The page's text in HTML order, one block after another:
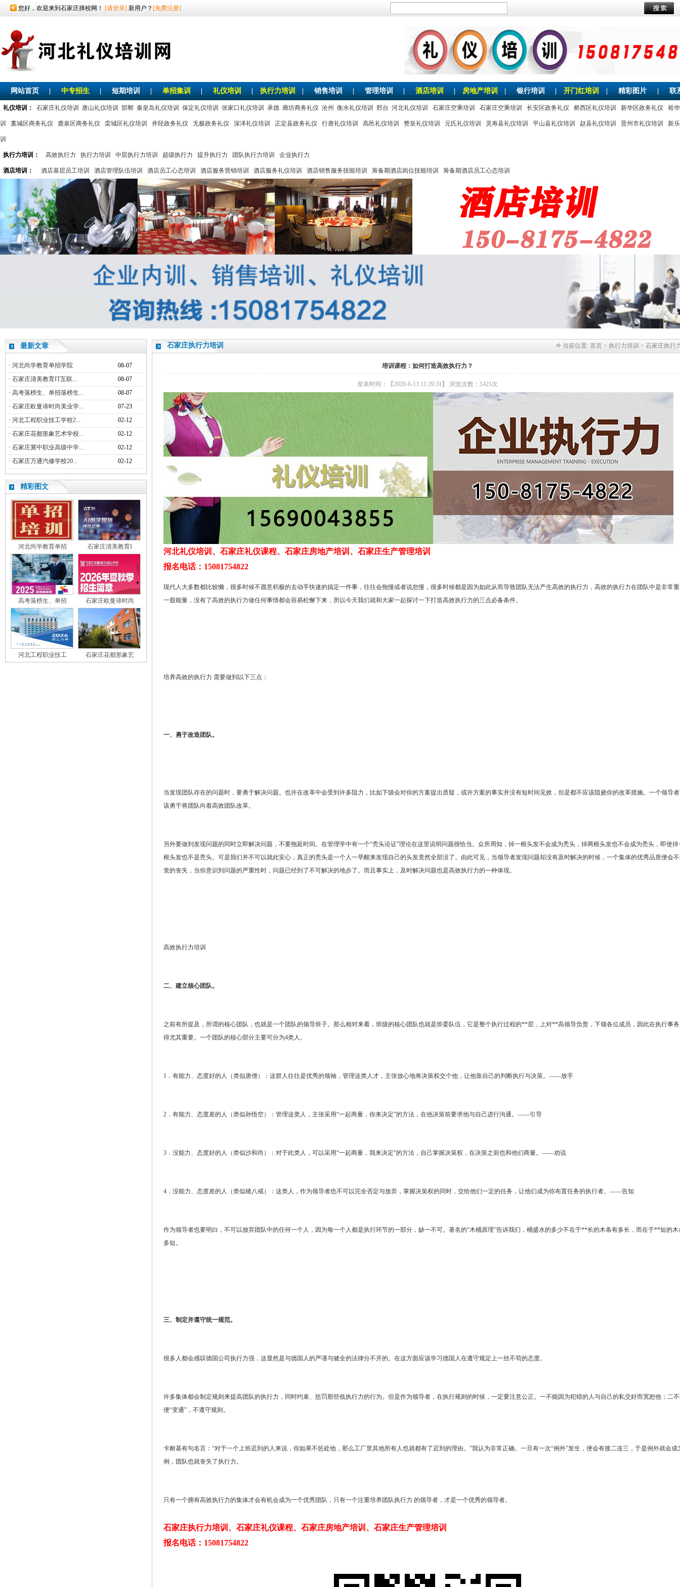
您好，欢迎来到石家庄择校网！ [请登录] 新用户？ [免费注册]
网站首页 中专招生 短期培训 单招集训 礼仪培训 执行力培训 销售培训 管理培训 酒店培训 房地产培训 银行培训 开门红培训 精彩图片 联
礼仪培训： 石家庄礼仪培训 唐山礼仪培训 邯郸 秦皇岛礼仪培训 保定礼仪培训 张家口礼仪培训 承德 廊坊商务礼仪 沧州 衡水礼仪培训 邢台 河北礼仪培训 石家庄空乘培训 石家庄空乘培训 长安区政务礼仪 桥西区礼仪培训 新华区政务礼仪 裕
训 藁城区商务礼仪 鹿泉区商务礼仪 栾城区礼仪培训 井陉政务礼仪 无极政务礼仪 深泽礼仪培训 正定县政务礼仪 行唐礼仪培训 高邑礼仪培训 赞皇礼仪培训 元氏礼仪培训 灵寿县礼仪培训 平山县礼仪培训 赵县礼仪培训 晋州市礼仪培训 新
训
执行力培训： 高效执行力 执行力培训 中层执行力培训 超级执行力 提升执行力 团队执行力培训 企业执行力
酒店培训： 酒店基层员工培训 酒店管理队伍培训 酒店员工心态培训 酒店服务营销培训 酒店服务礼仪培训 酒店销售服务技能培训 筹备期酒店岗位技能培训 筹备期酒店员工心态培训
最新文章
· 河北尚学教育单招学院
08-07
· 石家庄清美教育IT互联...
08-07
· 高考落榜生、单招落榜生...
08-07
· 石家庄欧曼谛时尚美业学...
07-23
· 河北工程职业技工学校2...
02-12
· 石家庄花都形象艺术学校...
02-12
· 石家庄冀中职业高级中学...
02-12
· 石家庄万通汽修学校20... 02-12
精彩图文
河北尚学教育单招 石家庄清美教育I
高考落榜生、单招 石家庄欧曼谛时尚
河北工程职业技工 石家庄花都形象艺
石家庄执行力培训 当前位置: 首页 > 执行力培训 > 石家庄执行
培训课程：如何打造高效执行力？
发表时间：【2020-6-13 11:29:31】 浏览次数：1421次
河北礼仪培训、石家庄礼仪课程、石家庄房地产培训、石家庄生产管理培训
报名电话：15081754822
现代人大多数都比较懒，很多时候不愿意积极的去动手快速的搞定一件事，往往会拖慢或者说怠慢，很多时候都是因为如此从而导致团队无法产生高效的执行力，高效的执行力在团队中是非常
一股能量，没有了高效的执行力做任何事情都会容易松懈下来，所以今天我们就和大家一起探讨一下打造高效执行力的三点必备条件。
培养高效的执行力 需要做到以下三点：
一、勇于改造团队。
当发现团队存在的问题时，要勇于解决问题。也许在改革中会受到许多阻力，比如下级会对你的方案提出质疑，或许方案的事实并没有短时间见效，但是都不应该阻挠你的改革措施。一个领导
该勇于将团队向着高效团队改革。
另外要做到发现问题的同时立即解决问题，不要拖延时间。在管理学中有一个“秃头论证”理论在这里说明问题很恰当。众所周知，掉一根头发不会成为秃头，掉两根头发也不会成为秃头，即使掉
根头发也不是秃头。可是我们并不可以就此安心，真正的秃头是一个人一早醒来发现自己的头发竟然全部没了。由此可见，当领导者发现问题却没有及时解决的时候，一个集体的优秀品质便会
觉的丧失，当你意识到问题的严重性时，问题已经到了不可解决的地步了。而且事实上，及时解决问题也是高效执行力的一种体现。
高效执行力培训
二、建立核心团队。
之前有所提及，所谓的核心团队，也就是一个团队的领导班子。那么相对来看，班级的核心团队也就是班委队伍，它是整个执行过程的**层，上对**高领导负责，下领各位成员，因此在执行事
得尤其重要。一个团队的核心部分主要可分为4类人。
1．有能力、态度好的人（类似唐僧）：这群人往往是优秀的领袖，管理这类人才，主张放心地将决策权交个他，让他靠自己的判断执行与决策。——放手
2．有能力、态度差的人（类似孙悟空）：管理这类人，主张采用“一起商量，你来决定”的方法，在他决策前要求他与自己进行沟通。——引导
3．没能力、态度好的人（类似沙和尚）：对于此类人，可以采用“一起商量，我来决定”的方法，自己掌握决策权，在决策之前也和他们商量。——劝说
4．没能力、态度差的人（类似猪八戒）：这类人，作为领导者也不可以完全否定与放弃，掌握决策权的同时，交给他们一定的任务，让他们成为你布置任务的执行者。——告知
作为领导者也要明白，不可以放弃团队中的任何一个人，因为每一个人都是执行环节的一部分，缺一不可。著名的“木桶原理”告诉我们，桶盛水的多少不在于**长的木条有多长，而在于**短的木
多短。
三、制定并遵守统一规范。
很多人都会感叹德国公司执行力强，这显然是与德国人的严谨与健全的法律分不开的。在这方面应该学习德国人在遵守规定上一丝不苟的态度。
许多集体都会制定规则来提高团队的执行力，同时约束、惩罚那些低执行力的行为。但是作为领导者，在执行规则的时候，一定要注意公正。一不能因为犯错的人与自己的私交好而宽恕他；二
便“变通”，不遵守规则。
卡耐基有句名言：“对于一个上班迟到的人来说，你如果不惩处他，那么工厂里其他所有人也就都有了迟到的理由。”我认为非常正确。一旦有一次“例外”发生，便会有接二连三，于是例外就会成
例，团队也就丧失了执行力。
只有一个拥有高效执行力的集体才会有机会成为一个优秀团队，只有一个注重培养团队执行力 的领导者，才是一个优秀的领导者。
石家庄执行力培训、石家庄礼仪课程、石家庄房地产培训、石家庄生产管理培训
报名电话：15081754822